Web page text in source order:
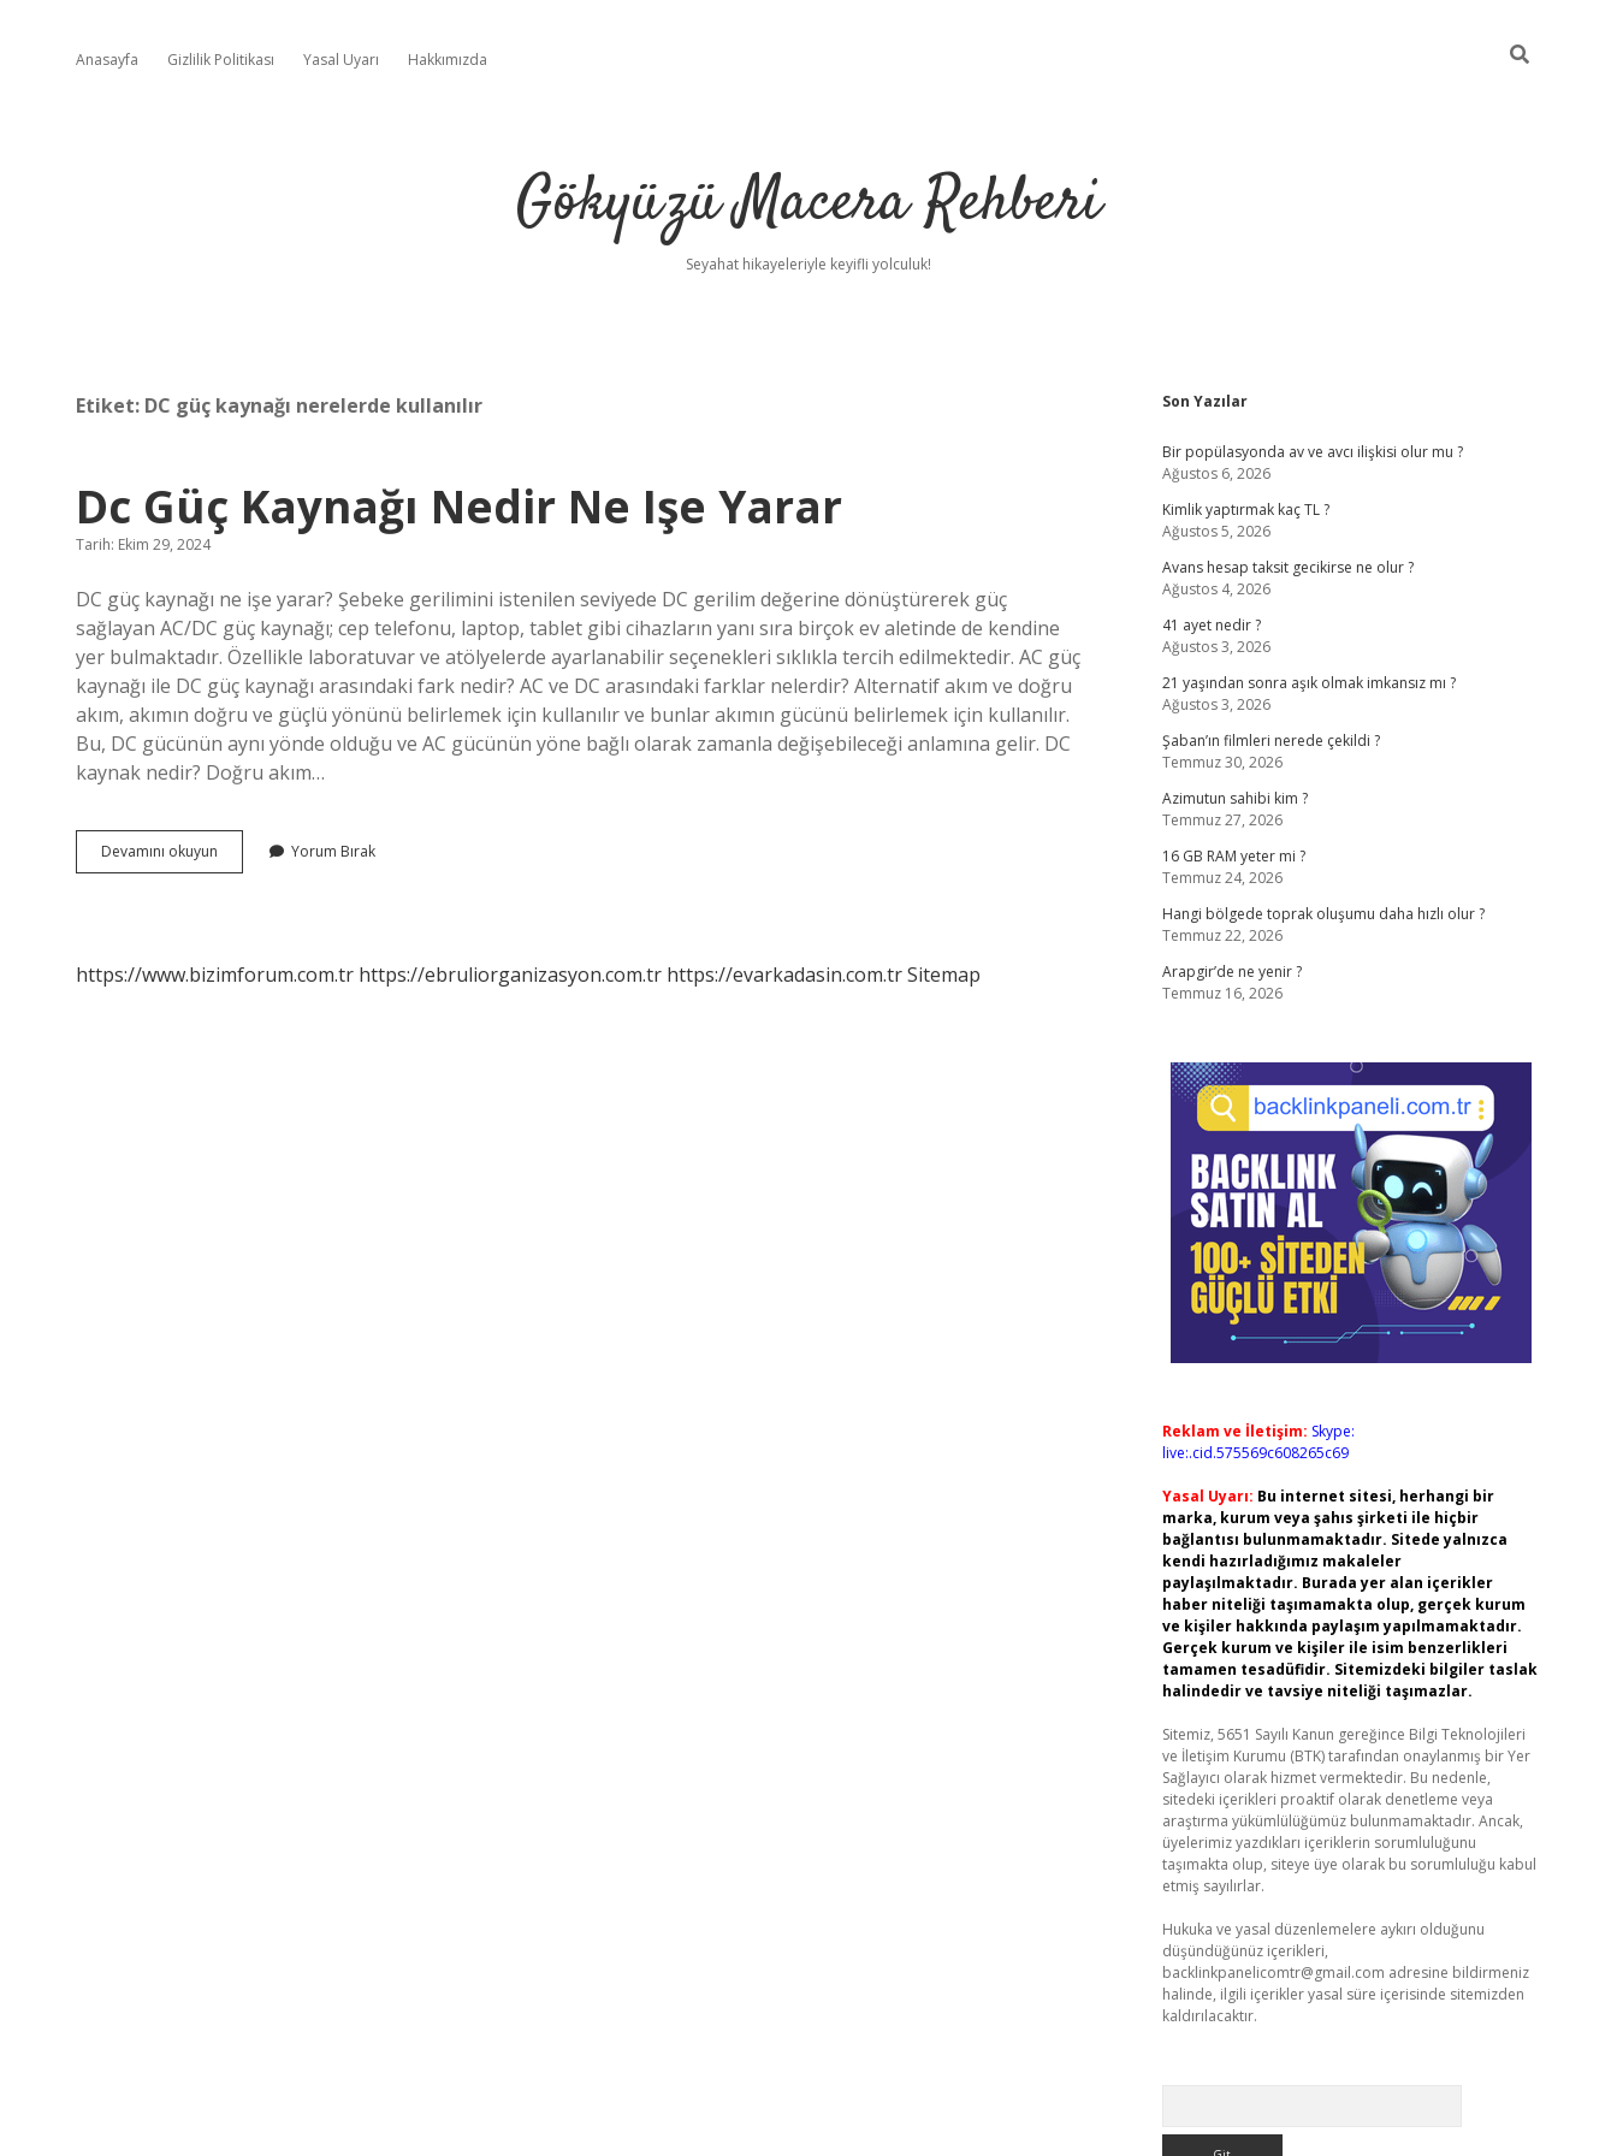
Anasayfa Gizlilik Politikası Yasal Uyarı Hakkımızda
Gökyüzü Macera Rehberi
Seyahat hikayeleriyle keyifli yolculuk!
Etiket: DC güç kaynağı nerelerde kullanılır
Dc Güç Kaynağı Nedir Ne Işe Yarar
Tarih: Ekim 29, 2024
DC güç kaynağı ne işe yarar? Şebeke gerilimini istenilen seviyede DC gerilim değerine dönüştürerek güç
sağlayan AC/DC güç kaynağı; cep telefonu, laptop, tablet gibi cihazların yanı sıra birçok ev aletinde de kendine
yer bulmaktadır. Özellikle laboratuvar ve atölyelerde ayarlanabilir seçenekleri sıklıkla tercih edilmektedir. AC güç
kaynağı ile DC güç kaynağı arasındaki fark nedir? AC ve DC arasındaki farklar nelerdir? Alternatif akım ve doğru
akım, akımın doğru ve güçlü yönünü belirlemek için kullanılır ve bunlar akımın gücünü belirlemek için kullanılır.
Bu, DC gücünün aynı yönde olduğu ve AC gücünün yöne bağlı olarak zamanla değişebileceği anlamına gelir. DC
kaynak nedir? Doğru akım…
Devamını okuyun
Güç
Yarar
Yorum Bırak
https://www.bizimforum.com.tr https://ebruliorganizasyon.com.tr https://evarkadasin.com.trSitemap
Sidebar
Son Yazılar
Bir popülasyonda av ve avcı ilişkisi olur mu ?
Ağustos 6, 2026
Kimlik yaptırmak kaç TL ?
Ağustos 5, 2026
Avans hesap taksit gecikirse ne olur ?
Ağustos 4, 2026
41 ayet nedir ?
Ağustos 3, 2026
21 yaşından sonra aşık olmak imkansız mı ?
Ağustos 3, 2026
Şaban’ın filmleri nerede çekildi ?
Temmuz 30, 2026
Azimutun sahibi kim ?
Temmuz 27, 2026
16 GB RAM yeter mi ?
Temmuz 24, 2026
Hangi bölgede toprak oluşumu daha hızlı olur ?
Temmuz 22, 2026
Arapgir’de ne yenir ?
Temmuz 16, 2026
Reklam ve İletişim: Skype:
live:.cid.575569c608265c69
Yasal Uyarı: Bu internet sitesi, herhangi bir
marka, kurum veya şahıs şirketi ile hiçbir
bağlantısı bulunmamaktadır. Sitede yalnızca
kendi hazırladığımız makaleler
paylaşılmaktadır. Burada yer alan içerikler
haber niteliği taşımamakta olup, gerçek kurum
ve kişiler hakkında paylaşım yapılmamaktadır.
Gerçek kurum ve kişiler ile isim benzerlikleri
tamamen tesadüfidir. Sitemizdeki bilgiler taslak
halindedir ve tavsiye niteliği taşımazlar.
Sitemiz, 5651 Sayılı Kanun gereğince Bilgi Teknolojileri
ve İletişim Kurumu (BTK) tarafından onaylanmış bir Yer
Sağlayıcı olarak hizmet vermektedir. Bu nedenle,
sitedeki içerikleri proaktif olarak denetleme veya
araştırma yükümlülüğümüz bulunmamaktadır. Ancak,
üyelerimiz yazdıkları içeriklerin sorumluluğunu
taşımakta olup, siteye üye olarak bu sorumluluğu kabul
etmiş sayılırlar.
Hukuka ve yasal düzenlemelere aykırı olduğunu
düşündüğünüz içerikleri,
backlinkpanelicomtr@gmail.com adresine bildirmeniz
halinde, ilgili içerikler yasal süre içerisinde sitemizden
kaldırılacaktır.